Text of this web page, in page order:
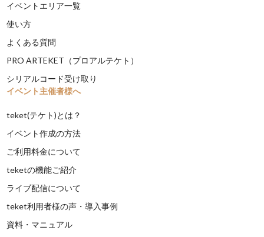
イベントエリア一覧
使い方
よくある質問
PRO ARTEKET（プロアルテケト）
シリアルコード受け取り
イベント主催者様へ
teket(テケト)とは？
イベント作成の方法
ご利用料金について
teketの機能ご紹介
ライブ配信について
teket利用者様の声・導入事例
資料・マニュアル